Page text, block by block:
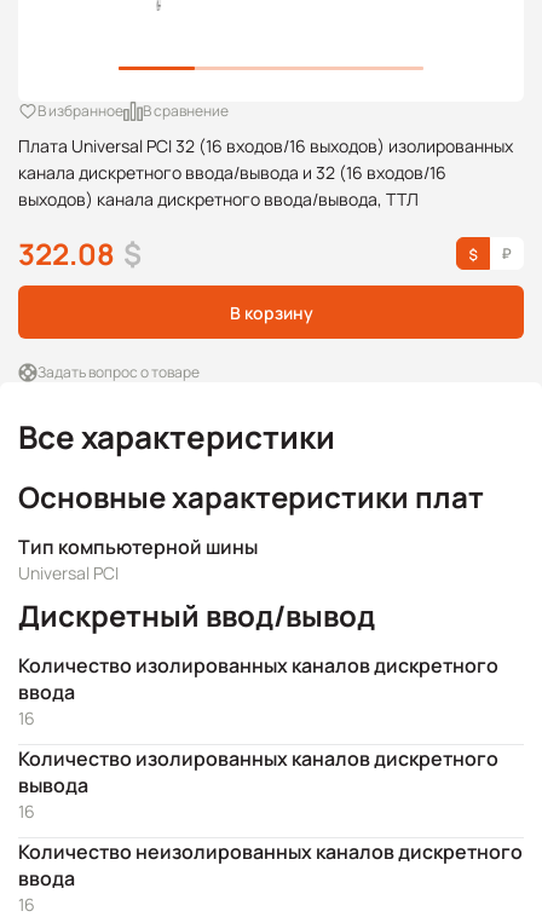
Плата Universal PCI 32 (16 входов/16 выходов) изолированных
канала дискретного ввода/вывода и 32 (16 входов/16
выходов) канала дискретного ввода/вывода, ТТЛ
В избранное В сравнение
322.08 $
В корзину
Задать вопрос о товаре
Все характеристики
Основные характеристики плат
Тип компьютерной шины
Universal PCI
Дискретный ввод/вывод
Количество изолированных каналов дискретного
ввода
16
Количество изолированных каналов дискретного
вывода
16
Количество неизолированных каналов дискретного
ввода
16